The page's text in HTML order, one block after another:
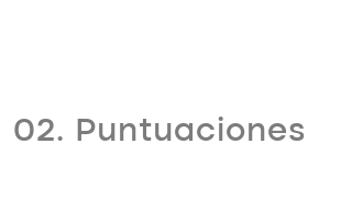
02. Puntuaciones